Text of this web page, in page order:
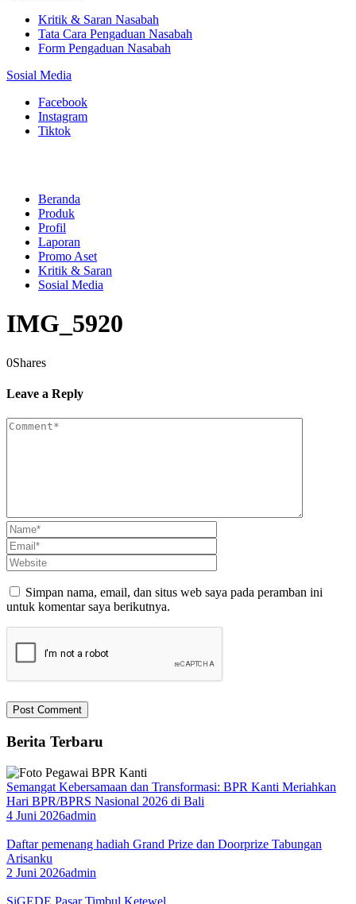
Kritik & Saran Nasabah
Tata Cara Pengaduan Nasabah
Form Pengaduan Nasabah
Sosial Media
Facebook
Instagram
Tiktok
Beranda
Produk
Profil
Laporan
Promo Aset
Kritik & Saran
Sosial Media
IMG_5920
0Shares
Leave a Reply
Simpan nama, email, dan situs web saya pada peramban ini
untuk komentar saya berikutnya.
Berita Terbaru
Semangat Kebersamaan dan Transformasi: BPR Kanti Meriahkan
Hari BPR/BPRS Nasional 2026 di Bali
4 Juni 2026admin
Daftar pemenang hadiah Grand Prize dan Doorprize Tabungan
Arisanku
2 Juni 2026admin
SiGEDE Pasar Timbul Ketewel